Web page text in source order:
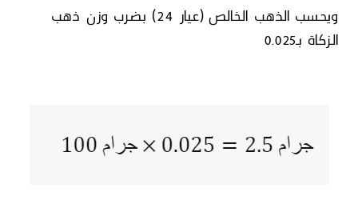
ويحسب الذهب الخالص (عيار 24)
بضرب وزن ذهب
الزكاة بـ0.025